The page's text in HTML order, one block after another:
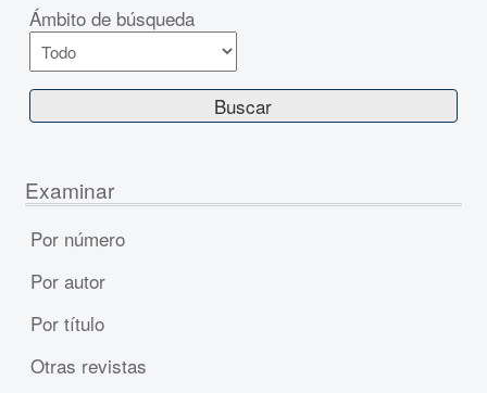
Ámbito de búsqueda
Examinar
Por número
Por autor
Por título
Otras revistas